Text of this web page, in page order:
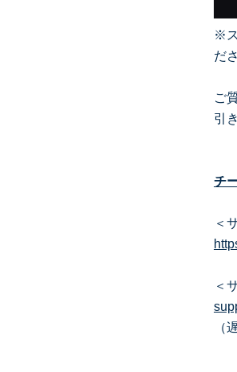
※
だ
ご
引
チ
＜
＜
（